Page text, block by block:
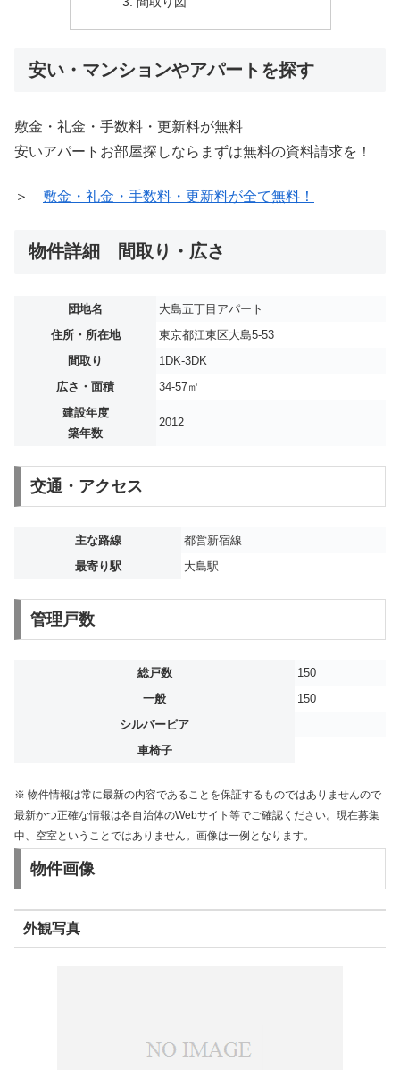
安い・マンションやアパートを探す
敷金・礼金・手数料・更新料が無料
安いアパートお部屋探しならまずは無料の資料請求を！
＞ 敷金・礼金・手数料・更新料が全て無料！
物件詳細 間取り・広さ
団地名
大島五丁目アパート
住所・所在地
東京都江東区大島5-53
間取り
1DK-3DK
広さ・面積
34-57㎡
建設年度
築年数
2012
交通・アクセス
主な路線
都営新宿線
最寄り駅
大島駅
管理戸数
総戸数
150
一般
150
シルバーピア
車椅子
※ 物件情報は常に最新の内容であることを保証するものではありませんので
最新かつ正確な情報は各自治体のWebサイト等でご確認ください。現在募集
中、空室ということではありません。画像は一例となります。
物件画像
外観写真